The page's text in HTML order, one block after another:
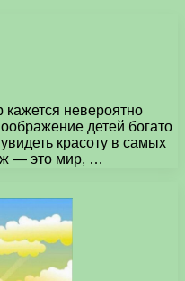
невероятно
детей богато
красоту в самых
— это мир, …